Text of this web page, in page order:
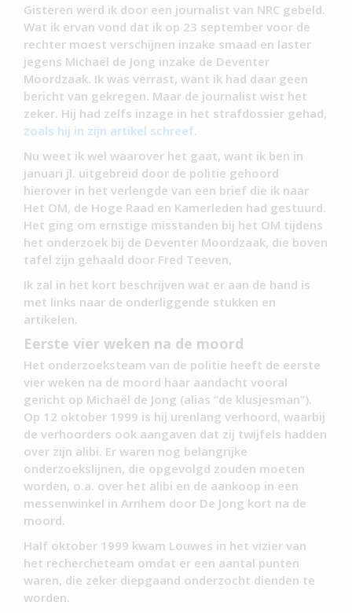
Gisteren werd ik door een journalist van NRC gebeld.
Wat ik ervan vond dat ik op 23 september voor de
rechter moest verschijnen inzake smaad en laster
jegens Michaël de Jong inzake de Deventer
Moordzaak. Ik was verrast, want ik had daar geen
bericht van gekregen. Maar de journalist wist het
zeker. Hij had zelfs inzage in het strafdossier gehad,
zoals hij in zijn artikel schreef.
Nu weet ik wel waarover het gaat, want ik ben in
januari jl. uitgebreid door de politie gehoord
hierover in het verlengde van een brief die ik naar
Het OM, de Hoge Raad en Kamerleden had gestuurd.
Het ging om ernstige misstanden bij het OM tijdens
het onderzoek bij de Deventer Moordzaak, die boven
tafel zijn gehaald door Fred Teeven,
Ik zal in het kort beschrijven wat er aan de hand is
met links naar de onderliggende stukken en
artikelen.
Eerste vier weken na de moord
Het onderzoeksteam van de politie heeft de eerste
vier weken na de moord haar aandacht vooral
gericht op Michaël de Jong (alias “de klusjesman”).
Op 12 oktober 1999 is hij urenlang verhoord, waarbij
de verhoorders ook aangaven dat zij twijfels hadden
over zijn alibi. Er waren nog belangrijke
onderzoekslijnen, die opgevolgd zouden moeten
worden, o.a. over het alibi en de aankoop in een
messenwinkel in Arnhem door De Jong kort na de
moord.
Half oktober 1999 kwam Louwes in het vizier van
het rechercheteam omdat er een aantal punten
waren, die zeker diepgaand onderzocht dienden te
worden.